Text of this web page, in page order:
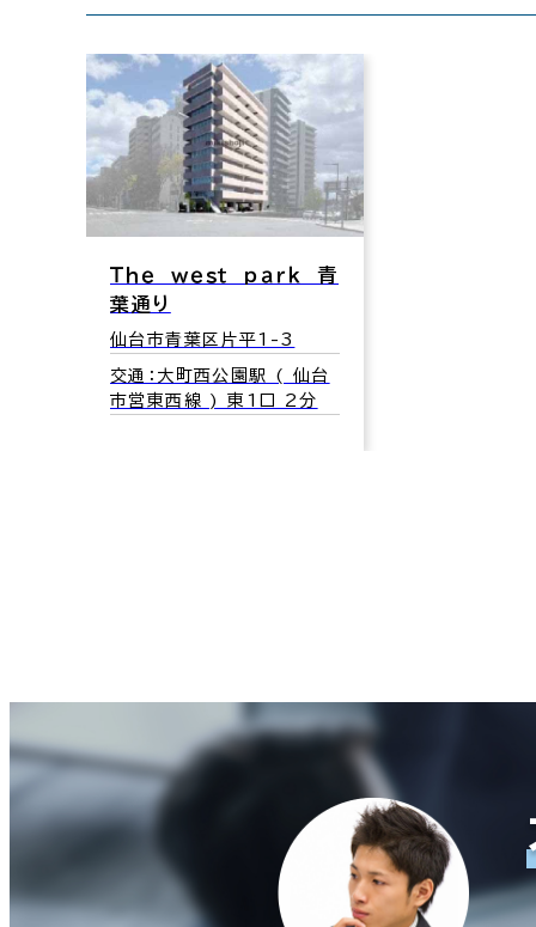
Ｔｈｅ ｗｅｓｔ ｐａｒｋ 青
葉通り
仙台市青葉区片平1-3
交通：大町西公園駅 ( 仙台
市営東西線 ) 東1口 2分